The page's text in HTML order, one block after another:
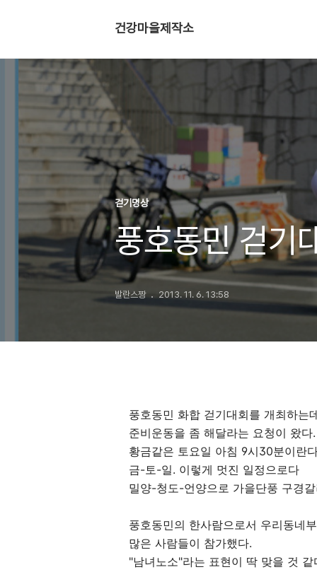
건강마을제작소
걷기명상
풍호동민 걷기
발란스짱 2013. 11. 6. 13:58
풍호동민 화합 걷기대회를 개최하는
준비운동을 좀 해달라는 요청이 왔다.
황금같은 토요일 아침 9시30분이란
금-토-일. 이렇게 멋진 일정으로다
밀양-청도-언양으로 가을단풍 구경
풍호동민의 한사람으로서 우리동네
많은 사람들이 참가했다.
"남녀노소"라는 표현이 딱 맞을 것 같